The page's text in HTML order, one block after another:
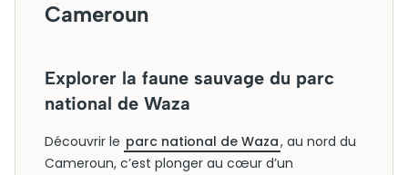
Cameroun
Explorer la faune sauvage du parc
national de Waza
Découvrir le parc national de Waza, au nord du
Cameroun, c’est plonger au cœur d’un